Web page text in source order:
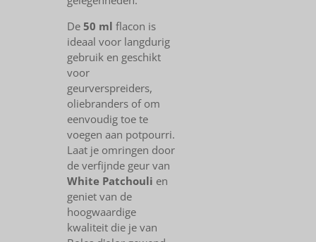
De 50 ml flacon is
ideaal voor langdurig
gebruik en geschikt
voor
geurverspreiders,
oliebranders of om
eenvoudig toe te
voegen aan potpourri.
Laat je omringen door
de verfijnde geur van
White Patchouli en
geniet van de
hoogwaardige
kwaliteit die je van